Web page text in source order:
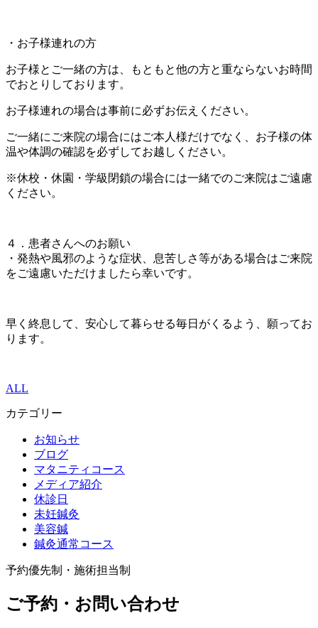
・お子様連れの方
お子様とご一緒の方は、もともと他の方と重ならないお時間
でおとりしております。
お子様連れの場合は事前に必ずお伝えください。
ご一緒にご来院の場合にはご本人様だけでなく、お子様の体
温や体調の確認を必ずしてお越しください。
※休校・休園・学級閉鎖の場合には一緒でのご来院はご遠慮
ください。
４．患者さんへのお願い
・発熱や風邪のような症状、息苦しさ等がある場合はご来院
をご遠慮いただけましたら幸いです。
早く終息して、安心して暮らせる毎日がくるよう、願ってお
ります。
ALL
カテゴリー
お知らせ
ブログ
マタニティコース
メディア紹介
休診日
未妊鍼灸
美容鍼
鍼灸通常コース
予約優先制・施術担当制
ご予約・お問い合わせ